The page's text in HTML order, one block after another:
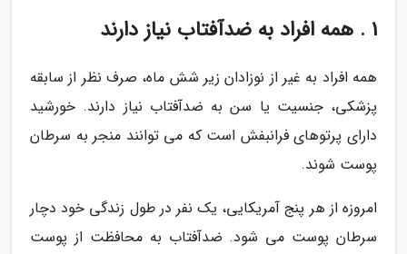
1 . همه افراد به ضدآفتاب نیاز دارند
همه افراد به غیر از نوزادان زیر شش ماه، صرف نظر از سابقه
پزشکی، جنسیت یا سن به ضدآفتاب نیاز دارند. خورشید
دارای پرتوهای فرانبفش است که می توانند منجر به سرطان
پوست شوند.
امروزه از هر پنج آمریکایی، یک نفر در طول زندگی خود دچار
سرطان پوست می شود. ضدآفتاب به محافظت از پوست